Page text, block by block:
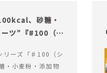
、砂糖・
ツ”『#100（シ
リーズ「♯100（シ
・小麦粉・添加物